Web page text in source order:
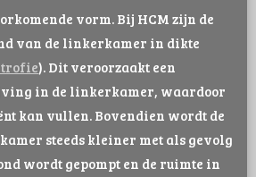
vorm. Bij HCM zijn de
van de linkerkamer in dikte
). Dit veroorzaakt een
in de linkerkamer, waardoor
kan vullen. Bovendien wordt de
steeds kleiner met als gevolg
wordt gepompt en de ruimte in